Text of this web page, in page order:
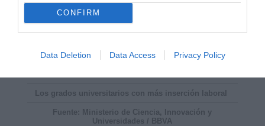
CONFIRM
Data Deletion Data Access Privacy Policy
Los grados universitarios con más inserción laboral
Fuente: Ministerio de Ciencia, Innovación y
Universidades / BBVA